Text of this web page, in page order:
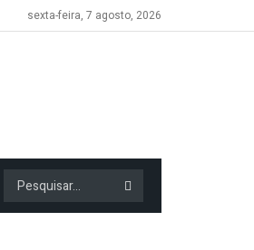
sexta-feira, 7 agosto, 2026